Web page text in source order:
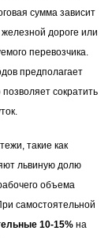
сумма зависит
дороге или
перевозчика.
предполагает
позволяет сократить
такие как
львиную долю
объема
самостоятельной
10-15%на